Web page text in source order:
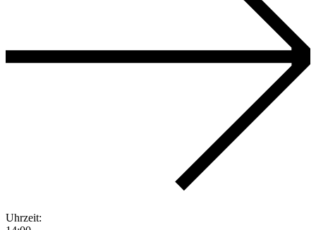
Uhrzeit: